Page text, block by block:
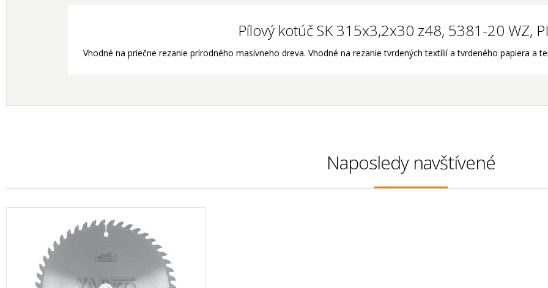
Pílový kotúč SK 315x3,2x30 z48, 5381-20 WZ,
Vhodné na priečne rezanie prírodného masívneho dreva. Vhodné na rezanie tvrdených textílií a tvrdeného papiera a
Naposledy navštívené